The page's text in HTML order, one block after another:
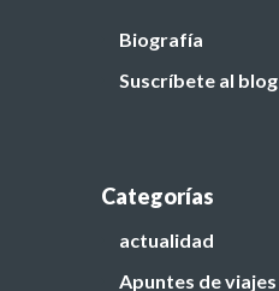
Biografía
Suscríbete al blog
Categorías
actualidad
Apuntes de viajes